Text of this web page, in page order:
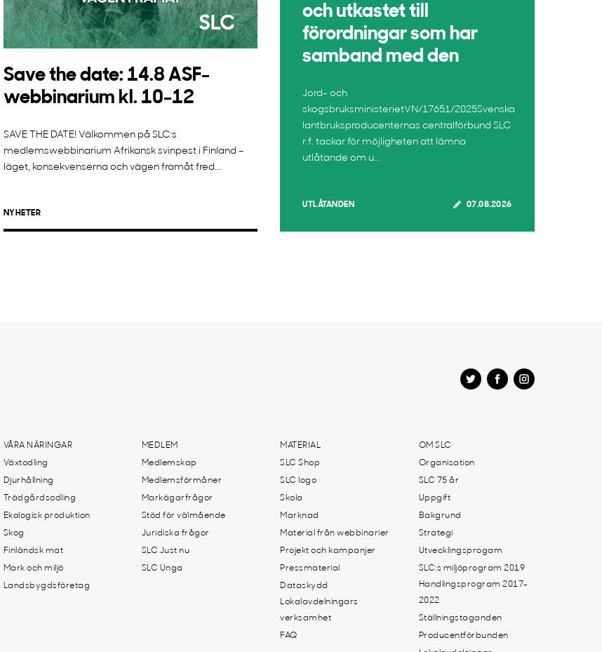
Save the date: 14.8 ASF-
webbinarium kl. 10-12
SAVE THE DATE! Välkommen på SLC:s
medlemswebbinarium Afrikansk svinpest i Finland –
läget, konsekvenserna och vägen framåt fred...
NYHETER
och utkastet till
förordningar som har
samband med den
Jord- och
skogsbruksministerietVN/17651/2025Svenska
lantbruksproducenternas centralförbund SLC
r.f. tackar för möjligheten att lämna
utlåtande om u...
UTLÅTANDEN 07.08.2026
VÅRA NÄRINGAR
Växtodling
Djurhållning
Trädgårdsodling
Ekologisk produktion
Skog
Finländsk mat
Mark och miljö
Landsbygdsföretag
MEDLEM
Medlemskap
Medlemsförmåner
Markägarfrågor
Stöd för välmående
Juridiska frågor
SLC Just nu
SLC Unga
MATERIAL
SLC Shop
SLC logo
Skola
Marknad
Material från webbinarier
Projekt och kampanjer
Pressmaterial
Dataskydd
Lokalavdelningars
verksamhet
FAQ
OM SLC
Organisation
SLC 75 år
Uppgift
Bakgrund
Strategi
Utvecklingsprogam
SLC:s miljöprogram 2019
Handlingsprogram 2017-
2022
Ställningstaganden
Producentförbunden